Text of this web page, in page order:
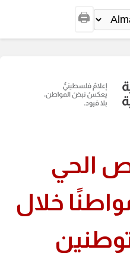
🖨️
الحي
30 مواطنًا خلال